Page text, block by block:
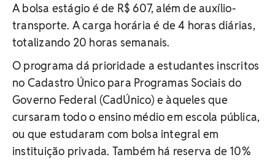
A bolsa estágio é de R$ 607, além de auxílio-
transporte. A carga horária é de 4 horas diárias,
totalizando 20 horas semanais.
O programa dá prioridade a estudantes inscritos
no Cadastro Único para Programas Sociais do
Governo Federal (CadÚnico) e àqueles que
cursaram todo o ensino médio em escola pública,
ou que estudaram com bolsa integral em
instituição privada. Também há reserva de 10%